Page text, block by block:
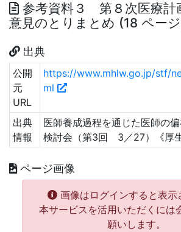
参考資料３ 第８次医療計
意見のとりまとめ (18 ペー
出典
公開
元
URL
https://www.mhlw.go.jp/stf/
ml
出典
情報
医師養成過程を通じた医師の
検討会（第3回 3／27）《厚生
ページ画像
画像はログインすると表示
本サービスを活用いただくには
願いします。